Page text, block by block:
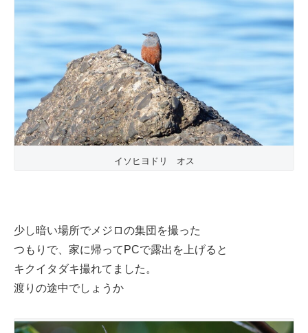
イソヒヨドリ オス
少し暗い場所でメジロの集団を撮った
つもりで、家に帰ってPCで露出を上げると
キクイタダキ撮れてました。
渡りの途中でしょうか